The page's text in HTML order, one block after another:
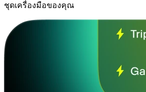
ชุดเครื่องมือของคุณ